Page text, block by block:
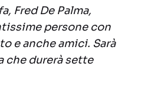
Fred De Palma,
persone con
e anche amici. Sarà
che durerà sette